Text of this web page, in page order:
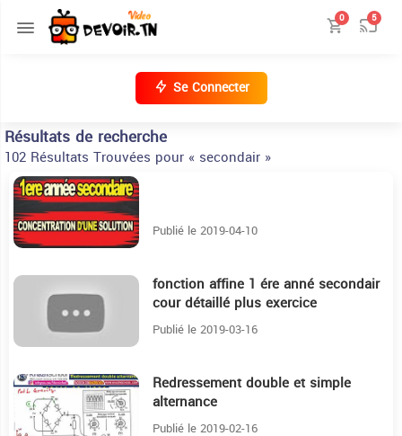
0 5
Se Connecter
Résultats de recherche
102 Résultats Trouvées pour « secondair »
10:12
Publié le 2019-04-10
fonction affine 1 ére anné secondair
cour détaillé plus exercice
Publié le 2019-03-16
9:55 Redressement double et simple
alternance
Publié le 2019-02-16